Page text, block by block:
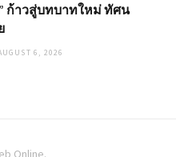
ก้าวสู่บทบาทใหม่ ทัศน
6, 2026
Online.